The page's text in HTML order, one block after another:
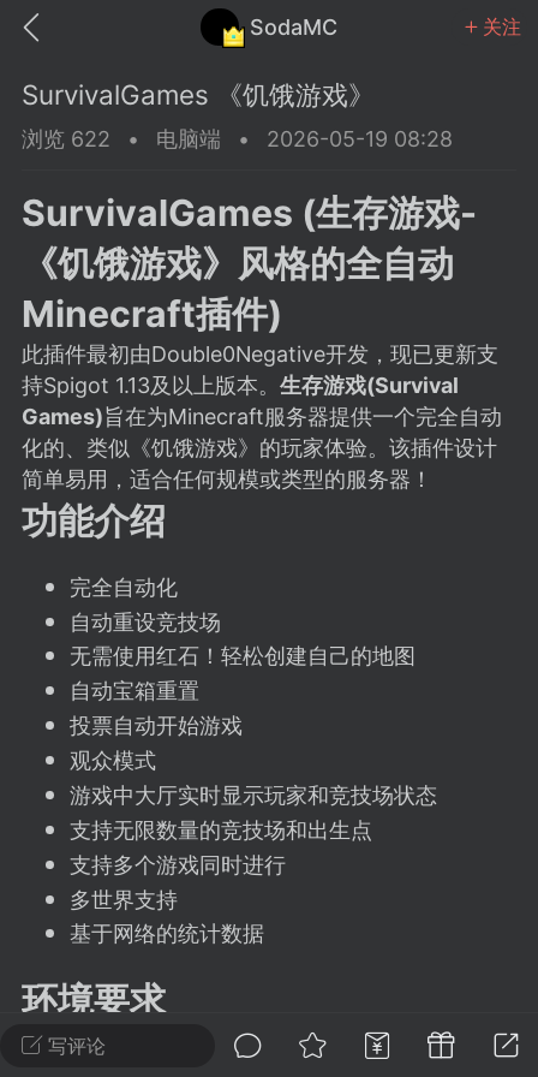
SodaMC 关注
SodaMC
教程 材质 社区
潮涌核心
永久赞助者
11-27 02:06
电脑端
议贴】SodaMC 的改进与建议 🧃
社区的建议&反馈板块，欢迎每
在这里畅所欲言，提出你对 社区功能、
、管理方式等方面 的任何想法！...
11
潮涌核心
永久赞助者
24 23:37
电脑端 整合包分享
主页反馈贴
反馈你遇到的问题 以及 你期望的功能等
不方便可尝试通过邮箱与作者进行反馈
写评论
SurvivalGames 《饥饿游戏》
浏览 622 • 电脑端 • 2026-05-19 08:28
SurvivalGames (生存游戏-
《饥饿游戏》风格的全自动
Minecraft插件)
此插件最初由Double0Negative开发，现已更新支
持Spigot 1.13及以上版本。 生存游戏(Survival
Games)旨在为Minecraft服务器提供一个完全自动
化的、类似《饥饿游戏》的玩家体验。该插件设计
简单易用，适合任何规模或类型的服务器！
功能介绍
完全自动化
自动重设竞技场
无需使用红石！轻松创建自己的地图
自动宝箱重置
投票自动开始游戏
观众模式
游戏中大厅实时显示玩家和竞技场状态
支持无限数量的竞技场和出生点
支持多个游戏同时进行
多世界支持
基于网络的统计数据
环境要求
MySQL数据库（可选）- 如果需要使用统计功